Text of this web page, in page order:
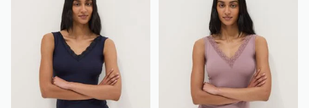
TECHNOCRAFTS FASHIONS LTD
MADE IN INDIA